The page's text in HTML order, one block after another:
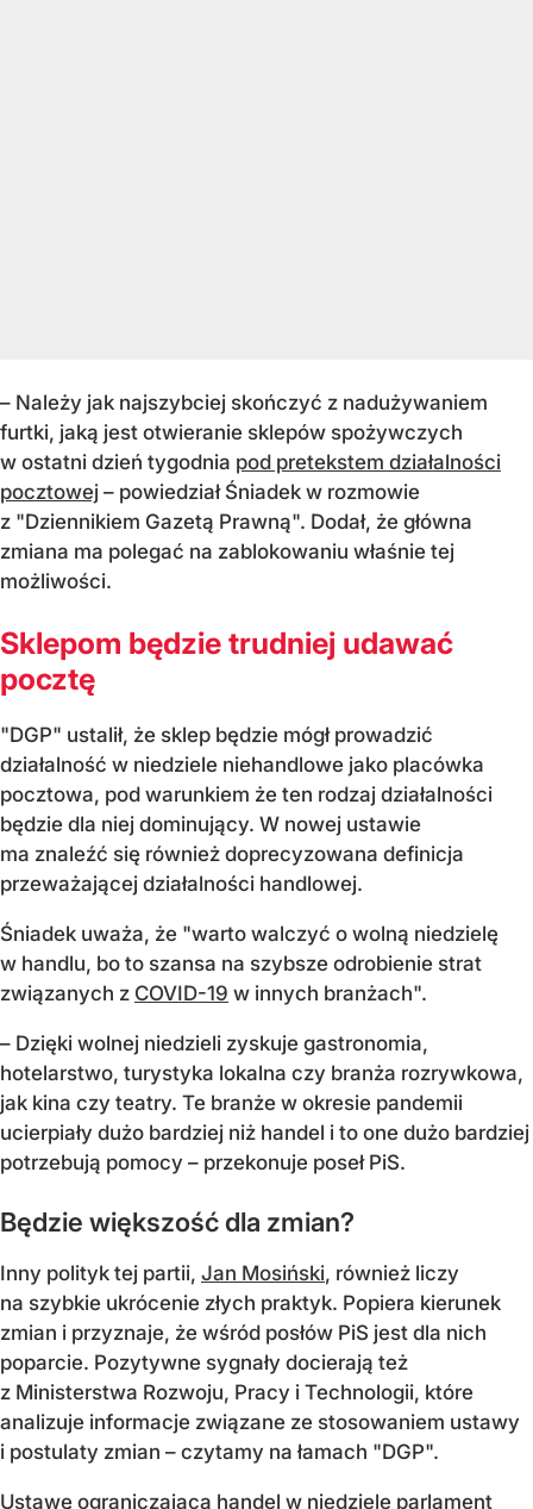
– Należy jak najszybciej skończyć z nadużywaniem
furtki, jaką jest otwieranie sklepów spożywczych
w ostatni dzień tygodnia pod pretekstem działalności
pocztowej – powiedział Śniadek w rozmowie
z "Dziennikiem Gazetą Prawną". Dodał, że główna
zmiana ma polegać na zablokowaniu właśnie tej
możliwości.
Sklepom będzie trudniej udawać
pocztę
"DGP" ustalił, że sklep będzie mógł prowadzić
działalność w niedziele niehandlowe jako placówka
pocztowa, pod warunkiem że ten rodzaj działalności
będzie dla niej dominujący. W nowej ustawie
ma znaleźć się również doprecyzowana definicja
przeważającej działalności handlowej.
Śniadek uważa, że "warto walczyć o wolną niedzielę
w handlu, bo to szansa na szybsze odrobienie strat
związanych z COVID-19 w innych branżach".
– Dzięki wolnej niedzieli zyskuje gastronomia,
hotelarstwo, turystyka lokalna czy branża rozrywkowa,
jak kina czy teatry. Te branże w okresie pandemii
ucierpiały dużo bardziej niż handel i to one dużo bardziej
potrzebują pomocy – przekonuje poseł PiS.
Będzie większość dla zmian?
Inny polityk tej partii, Jan Mosiński, również liczy
na szybkie ukrócenie złych praktyk. Popiera kierunek
zmian i przyznaje, że wśród posłów PiS jest dla nich
poparcie. Pozytywne sygnały docierają też
z Ministerstwa Rozwoju, Pracy i Technologii, które
analizuje informacje związane ze stosowaniem ustawy
i postulaty zmian – czytamy na łamach "DGP".
Ustawę ograniczającą handel w niedziele parlament